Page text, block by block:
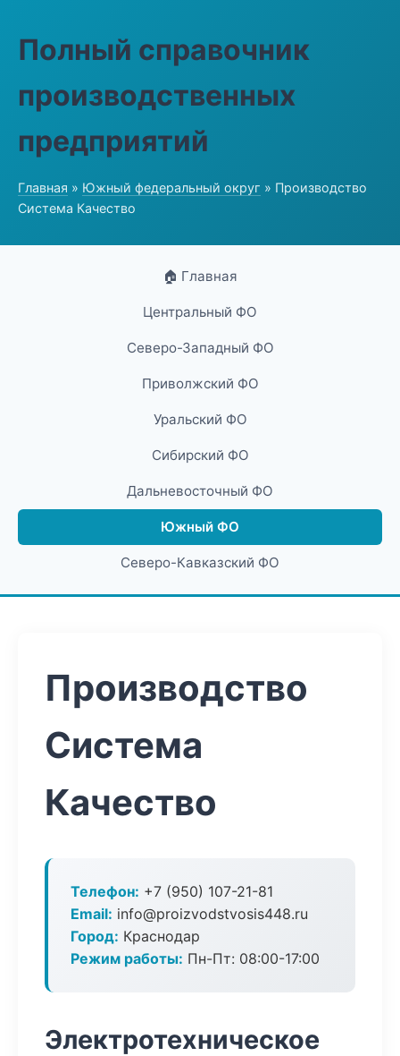
Полный справочник
производственных
предприятий
Главная » Южный федеральный округ » Производство
Система Качество
🏠 Главная
Центральный ФО
Северо-Западный ФО
Приволжский ФО
Уральский ФО
Сибирский ФО
Дальневосточный ФО
Южный ФО
Северо-Кавказский ФО
Производство
Система
Качество
Телефон: +7 (950) 107-21-81
Email: info@proizvodstvosis448.ru
Город: Краснодар
Режим работы: Пн-Пт: 08:00-17:00
Электротехническое